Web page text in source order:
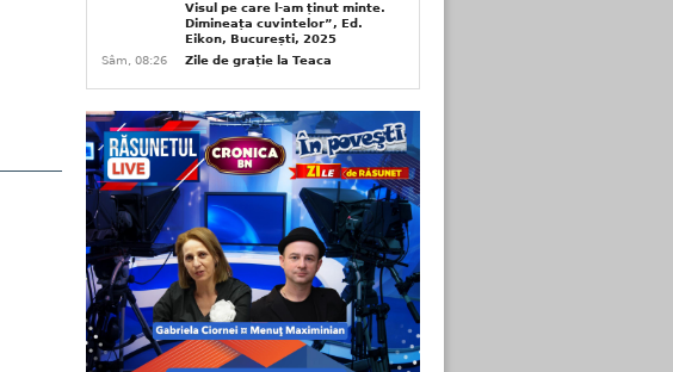
Visul pe care l-am ținut minte.
Dimineața cuvintelor”, Ed.
Eikon, București, 2025
Sâm, 08:26
Zile de grație la Teaca